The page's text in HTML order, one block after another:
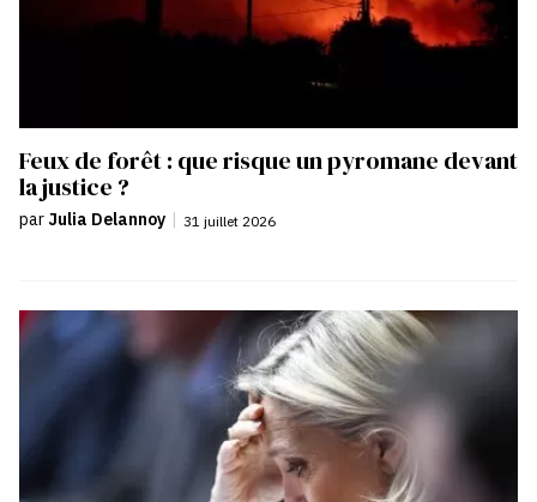
Feux de forêt : que risque un pyromane devant
la justice ?
par Julia Delannoy | 31 juillet 2026